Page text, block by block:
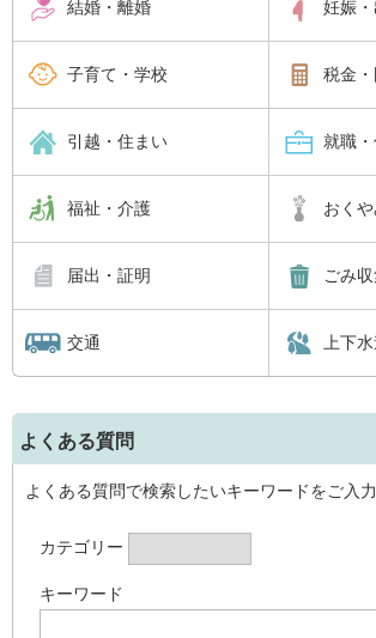
結婚・離婚 妊娠
子育て・学校 税金
引越・住まい 就職
福祉・介護 おく
届出・証明 ごみ
交通 上下
よくある質問
よくある質問で検索したいキーワードをご入力
カテゴリー
キーワード